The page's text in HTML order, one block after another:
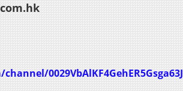
0029VbAlKF4GehER5Gsga63J